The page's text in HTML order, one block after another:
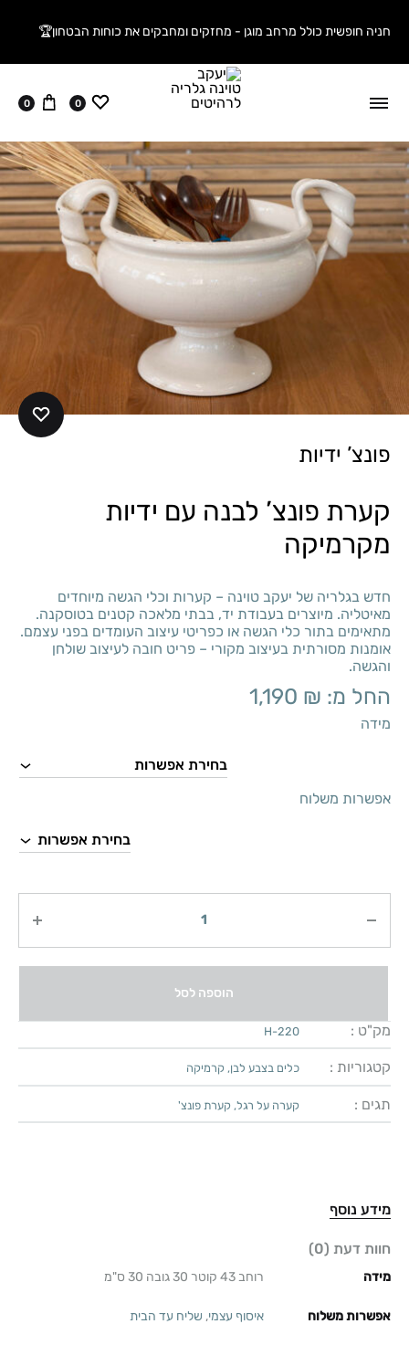
חניה חופשית כולל מרחב מוגן - מחזקים ומחבקים את כוחות הבטחון🏆
ווישליסט
0 עגלה
0
פונצ’ ידיות
קערת פונצ’ לבנה עם ידיות
מקרמיקה
חדש בגלריה של יעקב טוינה – קערות וכלי הגשה מיוחדים
מאיטליה. מיוצרים בעבודת יד, בבתי מלאכה קטנים בטוסקנה.
מתאימים בתור כלי הגשה או כפריטי עיצוב העומדים בפני עצמם.
אומנות מסורתית בעיצוב מקורי – פריט חובה לעיצוב שולחן
והגשה.
החל מ: 1,190 ₪
מידה
אפשרות משלוח
הוספה לסל
מק"ט : H-220
קטגוריות : כלים בצבע לבן, קרמיקה
תגים : קערה על רגל, קערת פונצ'
מידע נוסף
חוות דעת (0)
מידה רוחב 43 קוטר 30 גובה 30 ס"מ
אפשרות משלוח איסוף עצמי, שליח עד הבית